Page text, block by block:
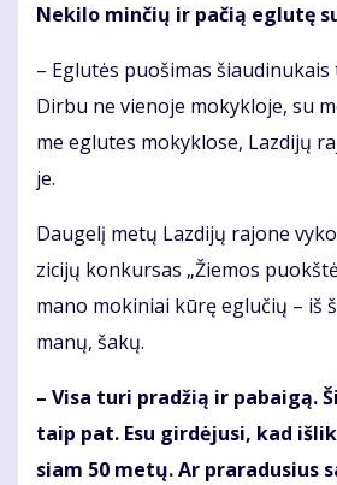
Ne­ki­lo min­čių ir pa­čią eg­lu­tę
– Eg­lu­tės puo­ši­mas
Dir­bu ne vie­no­je mo­kyk­lo­je, su
me eg­lu­tes mo­kyk­lo­se, Laz­di­jų
je.
Dau­ge­lį me­tų Laz­di­jų ra­jo­ne
zi­ci­jų kon­kur­sas „Žie­mos
ma­no mo­ki­niai kū­rę eg­lu­čių – iš
ma­nų, ša­kų.
– Vi­sa tu­ri pra­džią ir pa­bai­gą.
taip pat. Esu gir­dė­ju­si, kad
siam 50 me­tų. Ar pra­ra­du­sius